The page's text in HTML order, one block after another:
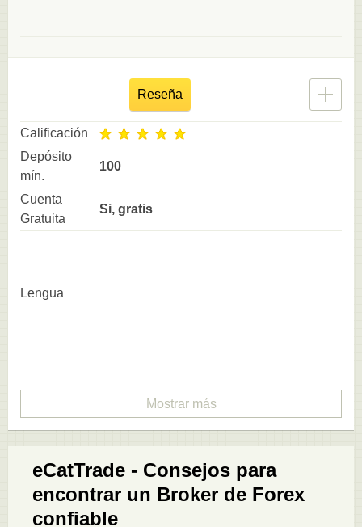
Reseña
Calificación
Depósito
mín.
100
Cuenta
Gratuita
Si, gratis
Lengua
Mostrar más
eCatTrade - Consejos para
encontrar un Broker de Forex
confiable